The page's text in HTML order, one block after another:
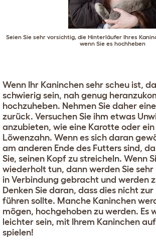
Seien Sie sehr vorsichtig, die Hinterläufer Ihres
wenn Sie es hochheben
Wenn Ihr Kaninchen sehr scheu ist,
schwierig sein, nah genug
hochzuheben. Nehmen Sie daher
zurück. Versuchen Sie ihm etwas
anzubieten, wie eine Karotte oder
Löwenzahn. Wenn es sich daran
am anderen Ende des Futters sind,
Sie, seinen Kopf zu streicheln. Wenn
wiederholt tun, dann werden Sie
in Verbindung gebracht und werden
Denken Sie daran, dass dies nicht
führen sollte. Manche Kaninchen
mögen, hochgehoben zu werden. Es
leichter sein, mit Ihrem Kaninchen
spielen!